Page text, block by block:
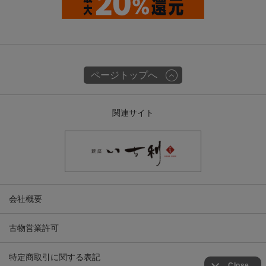
ページトップへ
関連サイト
会社概要
古物営業許可
特定商取引に関する表記